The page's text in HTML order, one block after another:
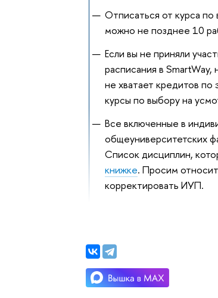
Отписаться от курса
можно не позднее 10
Если вы не приняли
расписания в
не хватает кредитов
курсы по выбору на
Все включенные в
общеуниверситетских
Список дисциплин,
книжке. Просим
корректировать ИУП.